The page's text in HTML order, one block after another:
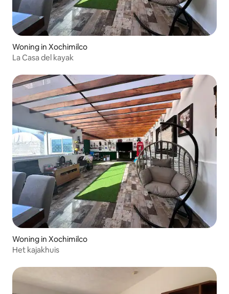
Woning in Xochimilco
La Casa del kayak
Woning in Xochimilco
Het kajakhuis